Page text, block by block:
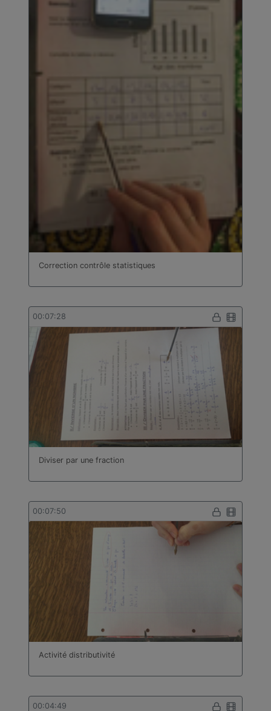
Correction contrôle statistiques
00:07:28
Diviser par une fraction
00:07:50
Activité distributivité
00:04:49